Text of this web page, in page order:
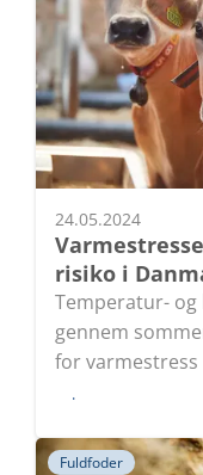
24.05.2024
risiko i
Temperatur-
gennem
for
Læs
Fuldfoder